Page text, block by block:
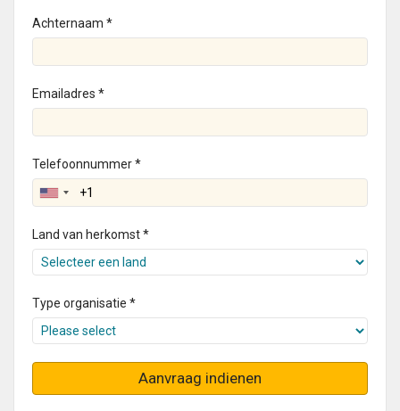
Achternaam *
Emailadres *
Telefoonnummer *
Land van herkomst *
Type organisatie *
Aanvraag indienen